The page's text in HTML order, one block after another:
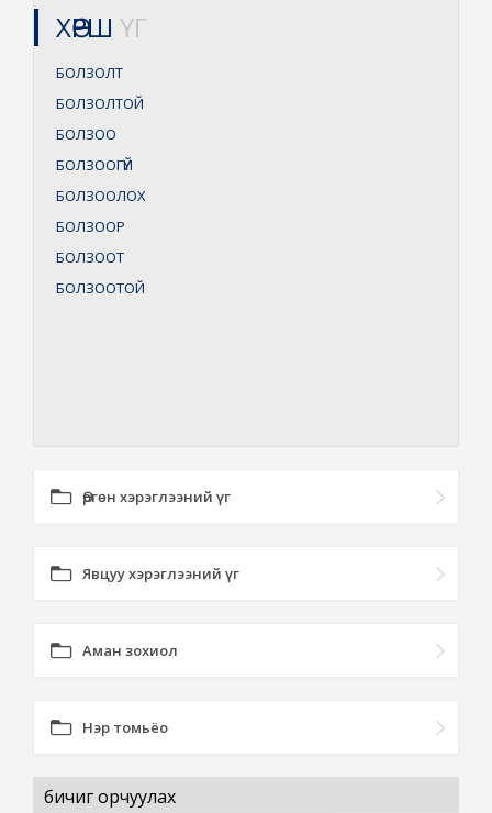
ХӨРШ ҮГ
БОЛЗОЛТ
БОЛЗОЛТОЙ
БОЛЗОО
БОЛЗООГҮЙ
БОЛЗООЛОХ
БОЛЗООР
БОЛЗООТ
БОЛЗООТОЙ
Өргөн хэрэглээний үг
Явцуу хэрэглээний үг
Аман зохиол
Нэр томьёо
бичиг орчуулах